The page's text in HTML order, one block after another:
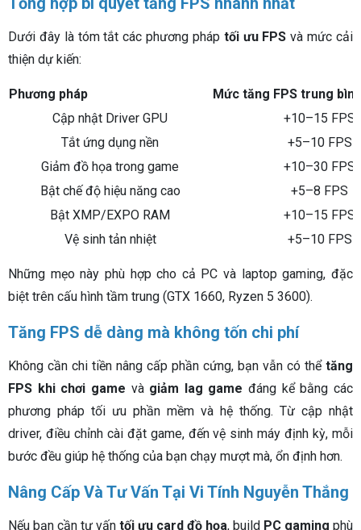
Dưới đây là tóm tắt các phương pháp tối ưu FPS và mức cải
thiện dự kiến:
Phương pháp
Mức tăng FPS trung bình
Cập nhật Driver GPU
+10–15 FPS
Tắt ứng dụng nền
+5–10 FPS
Giảm đồ họa trong game
+10–30 FPS
Bật chế độ hiệu năng cao
+5–8 FPS
Bật XMP/EXPO RAM
+10–15 FPS
Vệ sinh tản nhiệt
+5–10 FPS
Những mẹo này phù hợp cho cả PC và laptop gaming, đặc
biệt trên cấu hình tầm trung (GTX 1660, Ryzen 5 3600).
Tăng FPS dễ dàng mà không tốn chi phí
Không cần chi tiền nâng cấp phần cứng, bạn vẫn có thể tăng
FPS khi chơi game và giảm lag game đáng kể bằng các
phương pháp tối ưu phần mềm và hệ thống. Từ cập nhật
driver, điều chỉnh cài đặt game, đến vệ sinh máy định kỳ, mỗi
bước đều giúp hệ thống của bạn chạy mượt mà, ổn định hơn.
Nâng Cấp Và Tư Vấn Tại Vi Tính Nguyễn Thắng
Nếu bạn cần tư vấn tối ưu card đồ họa, build PC gaming phù